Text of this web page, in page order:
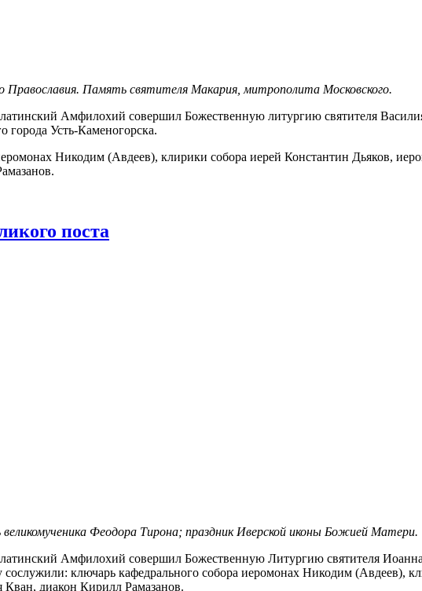
Православия. Память святителя Макария, митрополита Московского.
Амфилохий совершил Божественную литургию святителя
города Усть-Каменогорска.
Никодим (Авдеев), клирики собора иерей Константин Дьяков,
поста
Феодора Тирона; праздник Иверской иконы Божией Матери.
Амфилохий совершил Божественную Литургию святителя Иоанна
ключарь кафедрального собора иеромонах Никодим (Авдеев),
Кван, диакон Кирилл Рамазанов.